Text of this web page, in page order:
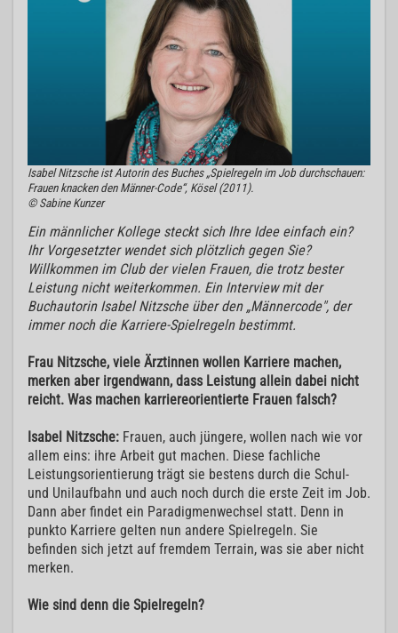
Isabel Nitzsche ist Autorin des Buches „Spielregeln im Job durchschauen:
Frauen knacken den Männer-Code“, Kösel (2011).
© Sabine Kunzer
Ein männlicher Kollege steckt sich Ihre Idee einfach ein?
Ihr Vorgesetzter wendet sich plötzlich gegen Sie?
Willkommen im Club der vielen Frauen, die trotz bester
Leistung nicht weiterkommen. Ein Interview mit der
Buchautorin Isabel Nitzsche über den „Männercode", der
immer noch die Karriere-Spielregeln bestimmt.
Frau Nitzsche, viele Ärztinnen wollen Karriere machen,
merken aber irgendwann, dass Leistung allein dabei nicht
reicht. Was machen karriereorientierte Frauen falsch?
Isabel Nitzsche: Frauen, auch jüngere, wollen nach wie vor
allem eins: ihre Arbeit gut machen. Diese fachliche
Leistungsorientierung trägt sie bestens durch die Schul-
und Unilaufbahn und auch noch durch die erste Zeit im Job.
Dann aber findet ein Paradigmenwechsel statt. Denn in
punkto Karriere gelten nun andere Spielregeln. Sie
befinden sich jetzt auf fremdem Terrain, was sie aber nicht
merken.
Wie sind denn die Spielregeln?